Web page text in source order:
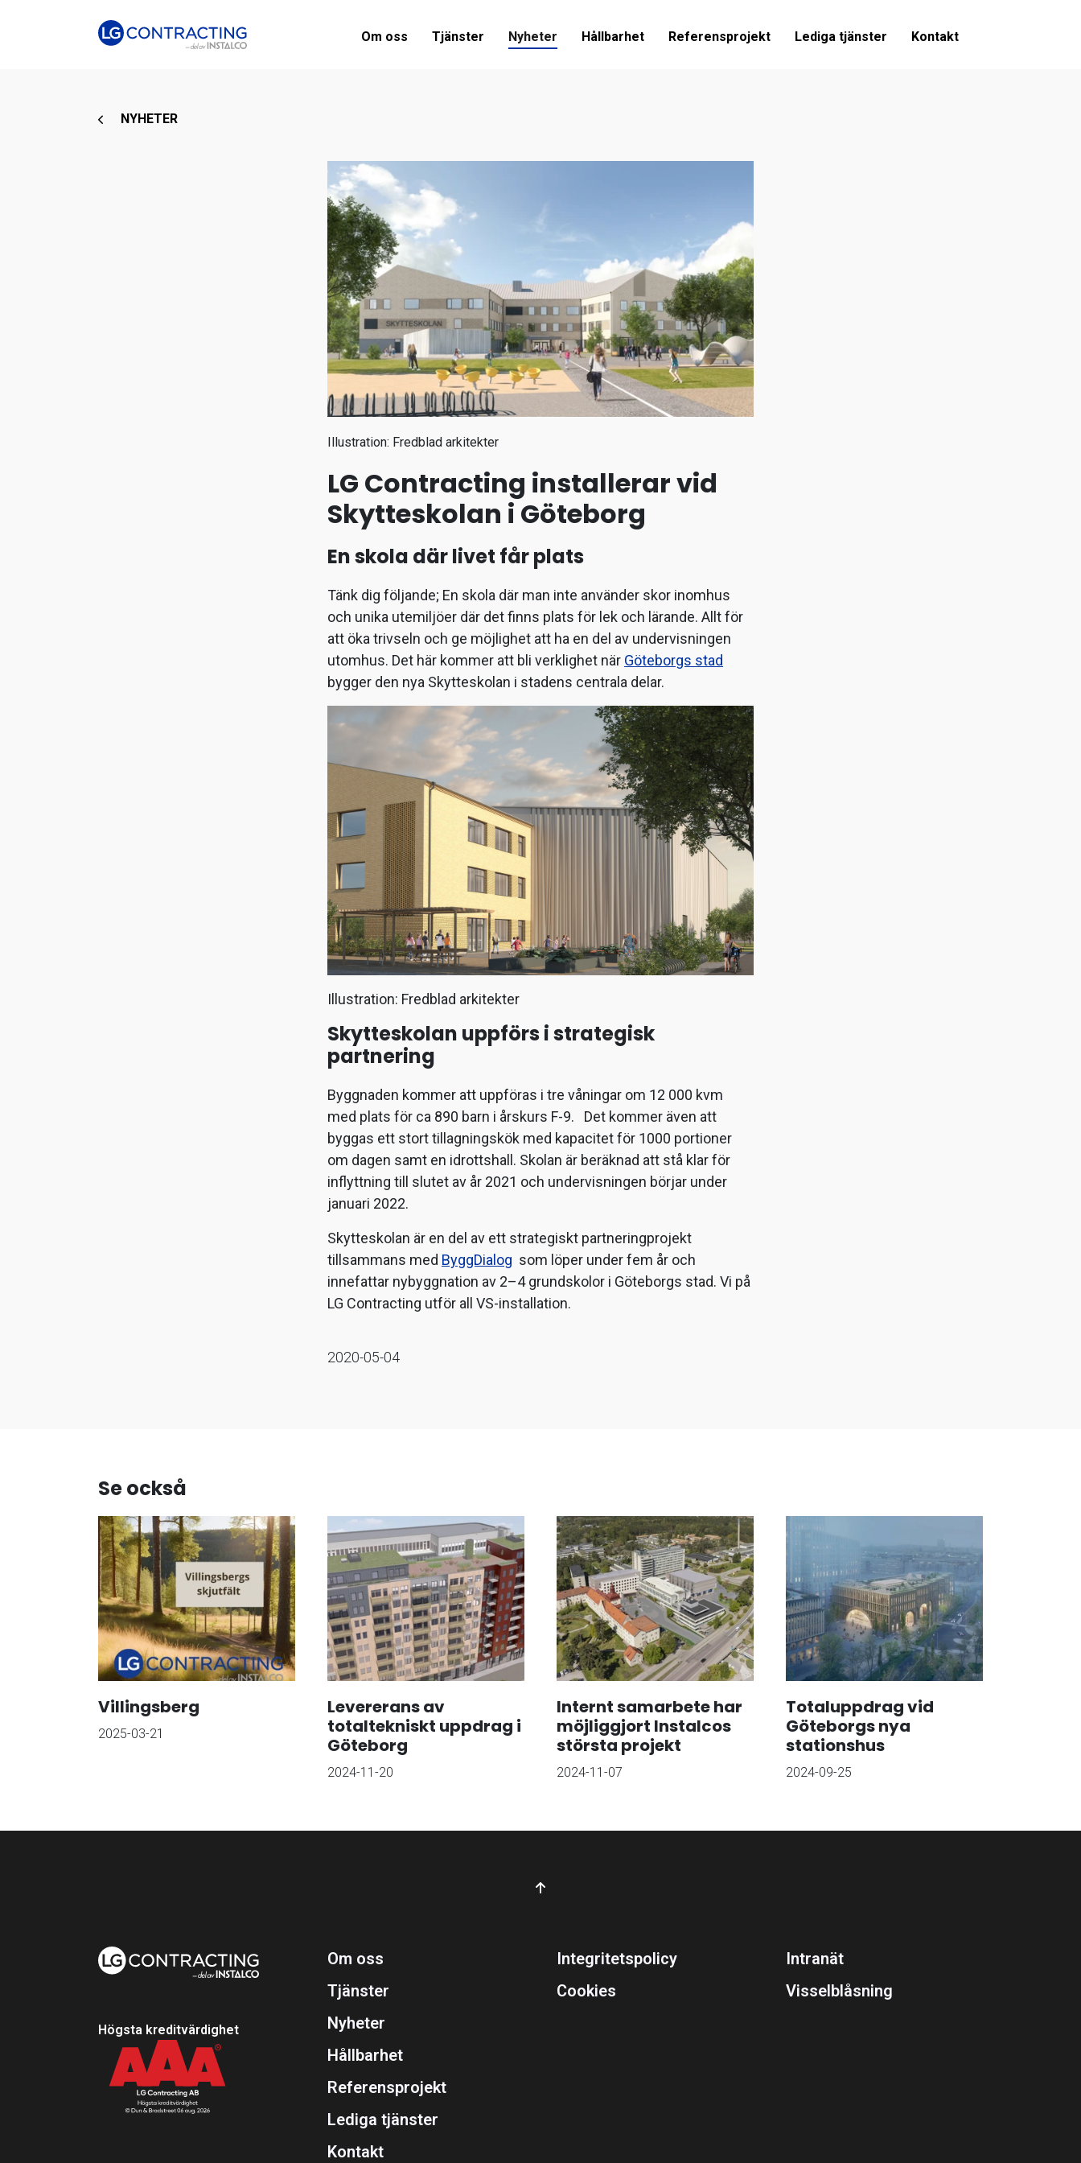
Om oss Tjänster Nyheter Hållbarhet Referensprojekt Lediga tjänster Kontakt
NYHETER
Illustration: Fredblad arkitekter
LG Contracting installerar vid
Skytteskolan i Göteborg
En skola där livet får plats
Tänk dig följande; En skola där man inte använder skor inomhus
och unika utemiljöer där det finns plats för lek och lärande. Allt för
att öka trivseln och ge möjlighet att ha en del av undervisningen
utomhus. Det här kommer att bli verklighet när Göteborgs stad
bygger den nya Skytteskolan i stadens centrala delar.
Illustration: Fredblad arkitekter
Skytteskolan uppförs i strategisk
partnering
Byggnaden kommer att uppföras i tre våningar om 12 000 kvm
med plats för ca 890 barn i årskurs F-9. Det kommer även att
byggas ett stort tillagningskök med kapacitet för 1000 portioner
om dagen samt en idrottshall. Skolan är beräknad att stå klar för
inflyttning till slutet av år 2021 och undervisningen börjar under
januari 2022.
Skytteskolan är en del av ett strategiskt partneringprojekt
tillsammans med ByggDialog som löper under fem år och
innefattar nybyggnation av 2–4 grundskolor i Göteborgs stad. Vi på
LG Contracting utför all VS-installation.
2020-05-04
Se också
Villingsberg
2025-03-21
Levererans av
totaltekniskt uppdrag i
Göteborg
2024-11-20
Internt samarbete har
möjliggjort Instalcos
största projekt
2024-11-07
Totaluppdrag vid
Göteborgs nya
stationshus
2024-09-25
Högsta kreditvärdighet
Om oss
Tjänster
Nyheter
Hållbarhet
Referensprojekt
Lediga tjänster
Kontakt
Integritetspolicy
Cookies
Intranät
Visselblåsning